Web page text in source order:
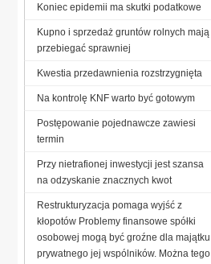
Koniec epidemii ma skutki podatkowe
Kupno i sprzedaż gruntów rolnych mają
przebiegać sprawniej
Kwestia przedawnienia rozstrzygnięta
Na kontrolę KNF warto być gotowym
Postępowanie pojednawcze zawiesi
termin
Przy nietrafionej inwestycji jest szansa
na odzyskanie znacznych kwot
Restrukturyzacja pomaga wyjść z
kłopotów Problemy finansowe spółki
osobowej mogą być groźne dla majątku
prywatnego jej wspólników. Można tego